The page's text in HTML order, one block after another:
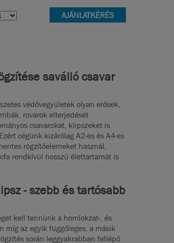
saválló csavar
védővegyületek olyan erősek,
rovarok elterjedését
csavarokat, klipszeket is
cégünk kizárólag A2-es és A4-es
rögzítőelemeket használ,
rendkívül hosszú élettartamát is
- szebb és tartósabb
kell tennünk a homlokzat-, és
míg az egyik függőleges, a másik
során leggyakrabban fellépő